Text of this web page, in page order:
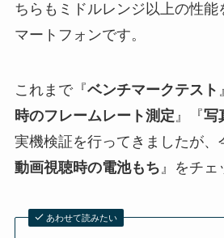
ちらもミドルレンジ以上の性能
マートフォンです。
これまで『ベンチマークテスト
時のフレームレート測定』『写
実機検証を行ってきましたが、
動画視聴時の電池もち』をチェ
あわせて読みたい